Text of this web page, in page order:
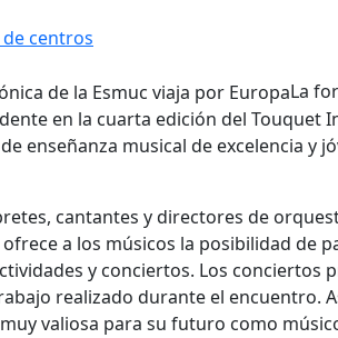
centros
La
en la cuarta edición del Touquet
enseñanza musical de excelencia y
cantantes y directores de
a los músicos la posibilidad de
y conciertos. Los conciertos
realizado durante el encuentro.
valiosa para su futuro como